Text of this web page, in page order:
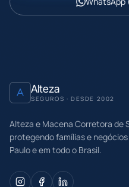
Alteza
SEGUROS · DESDE 2002
Alteza e Macena Corretora de
protegendo famílias e
Paulo e em todo o Brasil.